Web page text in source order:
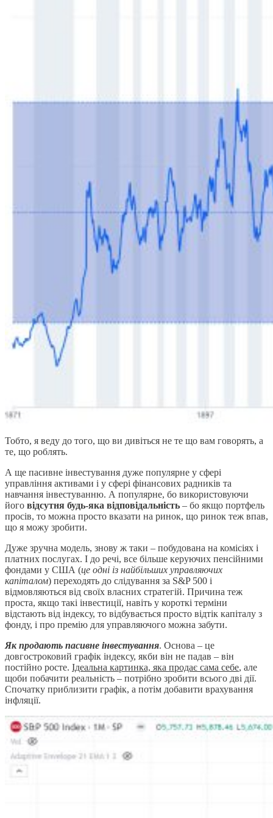
Тобто, я веду до того, що ви дивіться не те що вам говорять, а
те, що роблять.
А ще пасивне інвестування дуже популярне у сфері
управління активами і у сфері фінансових радників та
навчання інвестуванню. А популярне, бо використовуючи
його відсутня будь-яка відповідальність – бо якщо портфель
просів, то можна просто вказати на ринок, що ринок теж впав,
що я можу зробити.
Дуже зручна модель, знову ж таки – побудована на комісіях і
платних послугах. І до речі, все більше керуючих пенсійними
фондами у США (це одні із найбільших управляючих
капіталом) переходять до слідування за S&P 500 і
відмовляються від своїх власних стратегій. Причина теж
проста, якщо такі інвестиції, навіть у короткі терміни
відстають від індексу, то відбувається просто відтік капіталу з
фонду, і про премію для управляючого можна забути.
Як продають пасивне інвестування. Основа – це
довгостроковий графік індексу, якби він не падав – він
постійно росте. Ідеальна картинка, яка продає сама себе, але
щоби побачити реальність – потрібно зробити всього дві дії.
Спочатку приблизити графік, а потім добавити врахування
інфляції.